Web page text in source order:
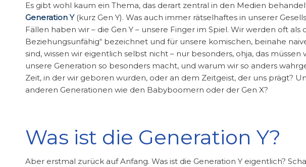
Es gibt wohl kaum ein Thema, das derart zentral in den Medien
Generation Y(kurz Gen Y). Was auch immer rätselhaftes in unserer
Fällen haben wir – die Gen Y – unsere Finger im Spiel. Wir werden oft als
Beziehungsunfähig“ bezeichnet und für unsere komischen, beinahe
sind, wissen wir eigentlich selbst nicht – nur besonders, ohja, das müssen
unsere Generation so besonders macht, und warum wir so anders
Zeit, in der wir geboren wurden, oder an dem Zeitgeist, der uns prägt?
anderen Generationen wie den Babyboomern oder der Gen X?
Was ist die Generation Y?
Aber erstmal zurück auf Anfang. Was ist die Generation Y eigentlich?